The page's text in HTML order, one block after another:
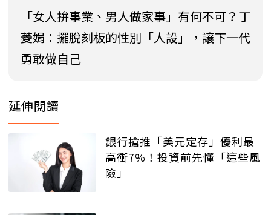
「女人拚事業、男人做家事」有何不可？丁
菱娟：擺脫刻板的性別「人設」，讓下一代
勇敢做自己
延伸閱讀
銀行搶推「美元定存」優利最
高衝7%！投資前先懂「這些風
險」